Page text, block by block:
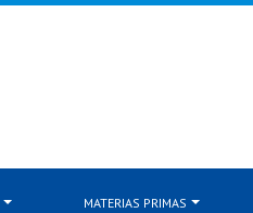
MATERIAS PRIMAS